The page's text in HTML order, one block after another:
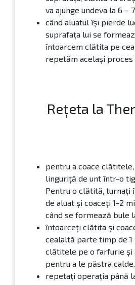
va ajunge undeva la 6 –
când aluatul își pierde
suprafața lui se
întoarcem clătita pe
repetăm același proces
Rețeta la
pentru a coace
linguriţă de unt într-o
Pentru o clătită, turnaţi
de aluat şi coaceţi 1-2
când se formează bule
întoarceţi clătita şi
cealaltă parte timp de 1
clătitele pe o farfurie
pentru a le păstra calde.
repetaţi operaţia până